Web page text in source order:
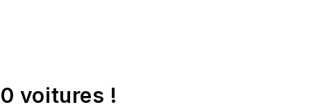
voitures !